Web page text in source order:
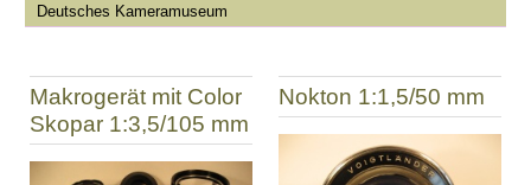
Deutsches Kameramuseum
Makrogerät mit Color
Skopar 1:3,5/105 mm
Nokton 1:1,5/50 mm